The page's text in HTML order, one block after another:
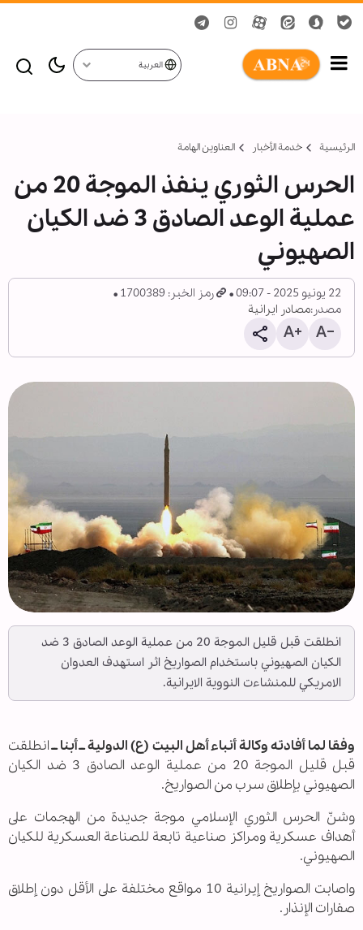
العربية
الرئيسية خدمة الأخبار العناوين الهامة
الحرس الثوري ينفذ الموجة 20 من
عملية الوعد الصادق 3 ضد الكيان
الصهيوني
22 يونيو 2025 - 09:07
رمز الخبر: 1700389
مصدر:مصادر ايرانية
انطلقت قبل قليل الموجة 20 من عملية الوعد الصادق 3 ضد
الكيان الصهيوني باستخدام الصواريخ اثر استهدف العدوان
الامريكي للمنشاءت النووية الايرانية.
وفقا لما أفادته وكالة أنباء أهل البيت (ع) الدولية ــ أبنا ــانطلقت
قبل قليل الموجة 20 من عملية الوعد الصادق 3 ضد الكيان
الصهيوني بإطلاق سرب من الصواريخ.
وشنّ الحرس الثوري الإسلامي موجة جديدة من الهجمات على
أهداف عسكرية ومراكز صناعية تابعة للصناعة العسكرية للكيان
الصهيوني.
واصابت الصواريخ إيرانية 10 مواقع مختلفة على الأقل دون إطلاق
صفارات الإنذار.